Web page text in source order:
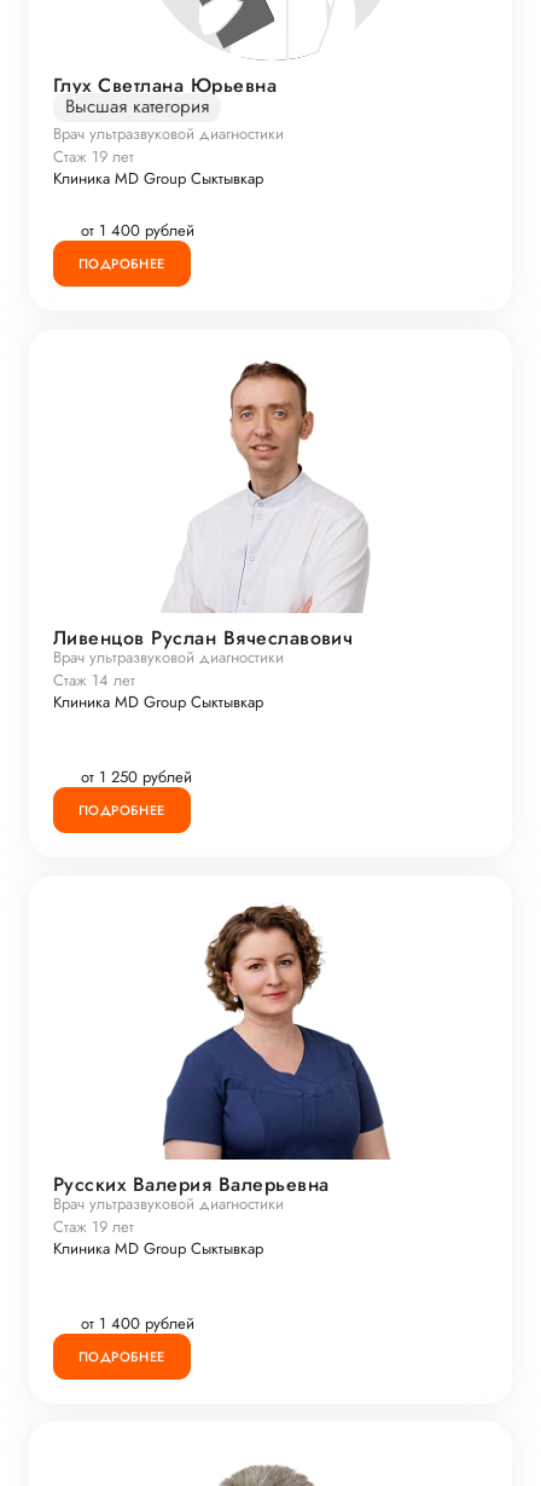
Глух Светлана Юрьевна
Высшая категория
Врач ультразвуковой диагностики
Стаж 19 лет
Клиника MD Group Сыктывкар
от 1 400 рублей
ПОДРОБНЕЕ
Ливенцов Руслан Вячеславович
Врач ультразвуковой диагностики
Стаж 14 лет
Клиника MD Group Сыктывкар
от 1 250 рублей
ПОДРОБНЕЕ
Русских Валерия Валерьевна
Врач ультразвуковой диагностики
Стаж 19 лет
Клиника MD Group Сыктывкар
от 1 400 рублей
ПОДРОБНЕЕ